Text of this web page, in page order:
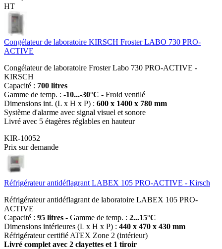
HT
Congélateur de laboratoire KIRSCH Froster LABO 730 PRO-
ACTIVE
Congélateur de laboratoire Froster Labo 730 PRO-ACTIVE -
KIRSCH
Capacité : 700 litres
Gamme de temp. : -10...-30°C - Froid ventilé
Dimensions int. (L x H x P) : 600 x 1400 x 780 mm
Système d'alarme avec signal visuel et sonore
Livré avec 5 étagères réglables en hauteur
KIR-10052
Prix sur demande
Réfrigérateur antidéflagrant LABEX 105 PRO-ACTIVE - Kirsch
Réfrigérateur antidéflagrant de laboratoire LABEX 105 PRO-
ACTIVE
Capacité : 95 litres - Gamme de temp. : 2...15°C
Dimensions intérieures (L x H x P) : 440 x 470 x 430 mm
Réfrigérateur certifié ATEX Zone 2 (intérieur)
Livré complet avec 2 clayettes et 1 tiroir